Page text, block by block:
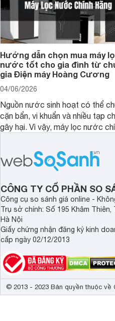
Hướng dẫn chọn mua máy
nước tốt cho gia đình từ
gia Điện máy Hoàng Cương
04/06/2026
Nguồn nước sinh hoạt có thể
cặn bẩn, vi khuẩn và nhiều tạp
gây hại. Vì vậy, máy lọc nước
sức khỏe và đảm bảo nguồn
sạch cho cả gia đình.
CÔNG TY CỔ PHẦN SO
Công cụ so sánh giá online -
Trụ sở chính: Số 195 Khâm
Hà Nội
Giấy chứng nhận đăng ký kinh
cấp ngày 02/12/2013
© 2013 - 2023 Bản quyền thuộc về